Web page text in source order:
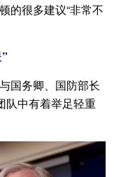
的很多建议“非常不
国务卿、国防部长
队中有着举足轻重